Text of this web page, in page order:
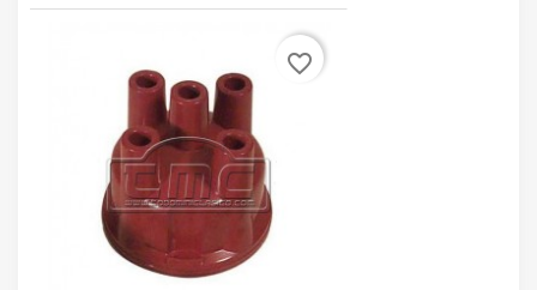
favorite_border